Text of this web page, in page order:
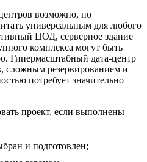
возможно, но
универсальным для любого
ЦОД, серверное здание
комплекса могут быть
Гипермасштабный дата-центр
сложным резервированием и
потребует значительно
проект, если выполнены
и подготовлен;